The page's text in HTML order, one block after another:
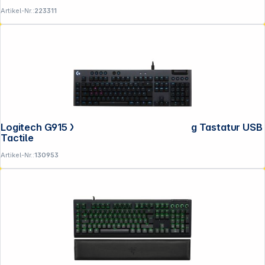
Artikel-Nr.:223311
Logitech G915 X Lightspeed Black Gaming Tastatur USB
Tactile
Artikel-Nr.:130953